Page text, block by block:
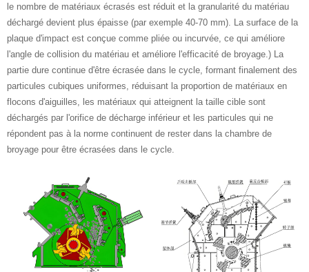
le nombre de matériaux écrasés est réduit et la granularité du matériau
déchargé devient plus épaisse (par exemple 40-70 mm). La surface de la
plaque d'impact est conçue comme pliée ou incurvée, ce qui améliore
l'angle de collision du matériau et améliore l'efficacité de broyage.) La
partie dure continue d'être écrasée dans le cycle, formant finalement des
particules cubiques uniformes, réduisant la proportion de matériaux en
flocons d'aiguilles, les matériaux qui atteignent la taille cible sont
déchargés par l'orifice de décharge inférieur et les particules qui ne
répondent pas à la norme continuent de rester dans la chambre de
broyage pour être écrasées dans le cycle.